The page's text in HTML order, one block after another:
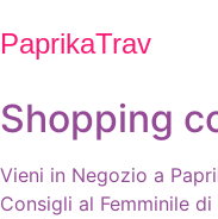
PaprikaTrav
Shopping
Vieni in Negozio a
Consigli al Femminile